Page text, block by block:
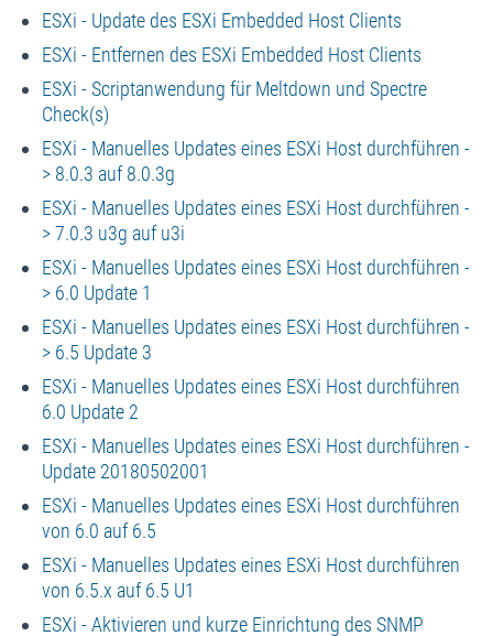
ESXi - Update des ESXi Embedded Host Clients
ESXi - Entfernen des ESXi Embedded Host Clients
ESXi - Scriptanwendung für Meltdown und Spectre
Check(s)
ESXi - Manuelles Updates eines ESXi Host durchführen -
> 8.0.3 auf 8.0.3g
ESXi - Manuelles Updates eines ESXi Host durchführen -
> 7.0.3 u3g auf u3i
ESXi - Manuelles Updates eines ESXi Host durchführen -
> 6.0 Update 1
ESXi - Manuelles Updates eines ESXi Host durchführen -
> 6.5 Update 3
ESXi - Manuelles Updates eines ESXi Host durchführen
6.0 Update 2
ESXi - Manuelles Updates eines ESXi Host durchführen -
Update 20180502001
ESXi - Manuelles Updates eines ESXi Host durchführen
von 6.0 auf 6.5
ESXi - Manuelles Updates eines ESXi Host durchführen
von 6.5.x auf 6.5 U1
ESXi - Aktivieren und kurze Einrichtung des SNMP